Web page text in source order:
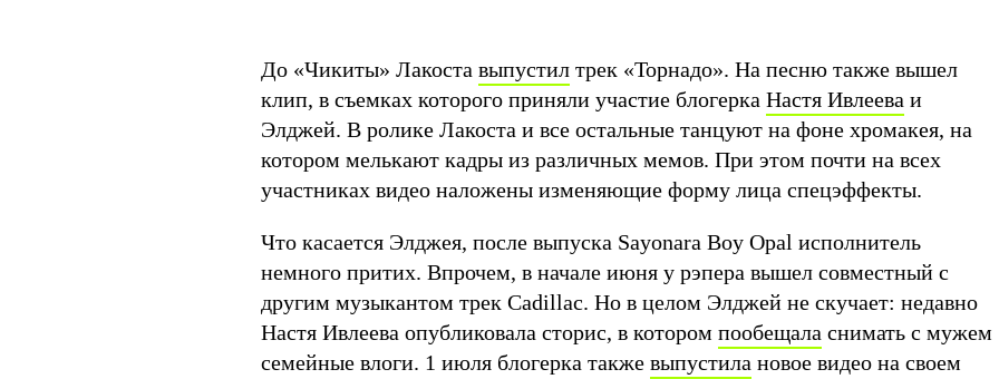
До «Чикиты» Лакоста выпустил трек «Торнадо». На песню также вышел
клип, в съемках которого приняли участие блогерка Настя Ивлеева и
Элджей. В ролике Лакоста и все остальные танцуют на фоне хромакея, на
котором мелькают кадры из различных мемов. При этом почти на всех
участниках видео наложены изменяющие форму лица спецэффекты.
Что касается Элджея, после выпуска Sayonara Boy Opal исполнитель
немного притих. Впрочем, в начале июня у рэпера вышел совместный с
другим музыкантом трек Cadillac. Но в целом Элджей не скучает: недавно
Настя Ивлеева опубликовала сторис, в котором пообещала снимать с мужем
семейные влоги. 1 июля блогерка также выпустила новое видео на своем